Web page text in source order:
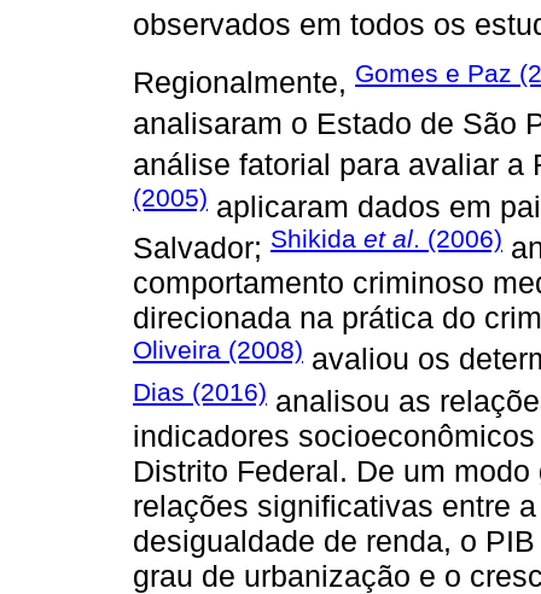
observados em todos os
Regionalmente, Gomes e Paz
analisaram o Estado de São
análise fatorial para avaliar a
(2005) aplicaram dados em
Salvador; Shikida et al. (2006)
comportamento criminoso
direcionada na prática do
Oliveira (2008) avaliou os
Dias (2016) analisou as
indicadores
Distrito Federal. De um
relações significativas entre
desigualdade de renda, o
grau de urbanização e o